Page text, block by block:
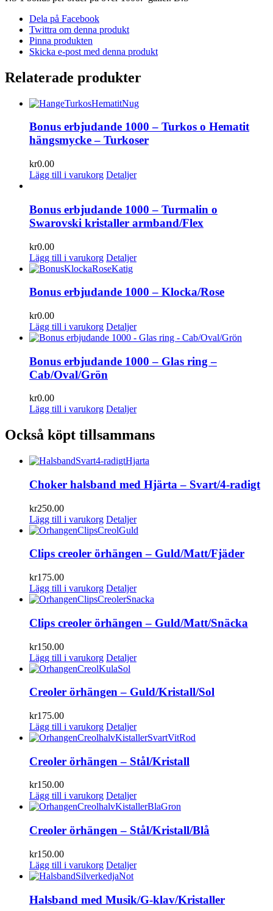
Dela på Facebook
Twittra om denna produkt
Pinna produkten
Skicka e-post med denna produkt
Relaterade produkter
Bonus erbjudande 1000 – Turkos o Hematit
hängsmycke – Turkoser
kr0.00
Lägg till i varukorg Detaljer
Bonus erbjudande 1000 – Turmalin o
Swarovski kristaller armband/Flex
kr0.00
Lägg till i varukorg Detaljer
Bonus erbjudande 1000 – Klocka/Rose
kr0.00
Lägg till i varukorg Detaljer
Bonus erbjudande 1000 – Glas ring –
Cab/Oval/Grön
kr0.00
Lägg till i varukorg Detaljer
Också köpt tillsammans
Choker halsband med Hjärta – Svart/4-radigt
kr250.00
Lägg till i varukorg Detaljer
Clips creoler örhängen – Guld/Matt/Fjäder
kr175.00
Lägg till i varukorg Detaljer
Clips creoler örhängen – Guld/Matt/Snäcka
kr150.00
Lägg till i varukorg Detaljer
Creoler örhängen – Guld/Kristall/Sol
kr175.00
Lägg till i varukorg Detaljer
Creoler örhängen – Stål/Kristall
kr150.00
Lägg till i varukorg Detaljer
Creoler örhängen – Stål/Kristall/Blå
kr150.00
Lägg till i varukorg Detaljer
Halsband med Musik/G-klav/Kristaller